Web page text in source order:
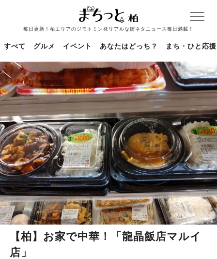
毎日更新！柏エリアのジモトミン発リアルな街ネタニュース毎日満載！
すべて グルメ イベント あなたはどっち？ まち・ひと応援
【柏】お家で中華！「龍晶飯店マルイ
店」